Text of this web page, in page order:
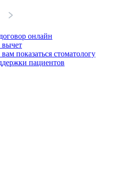
онлайн
показаться стоматологу
пациентов